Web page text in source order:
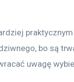
bo są
uwagę